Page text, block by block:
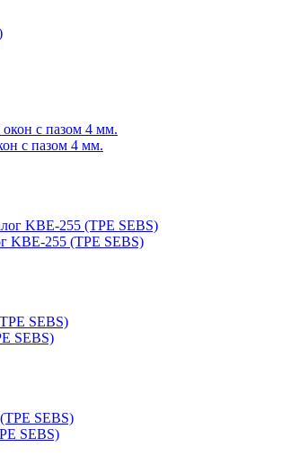
с пазом 4 мм.
KBE-255 (TPE SEBS)
SEBS)
SEBS)